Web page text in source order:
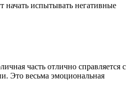
испытывать негативные
часть отлично справляется с
Это весьма эмоциональная